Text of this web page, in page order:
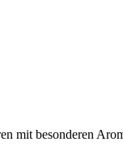
mit besonderen